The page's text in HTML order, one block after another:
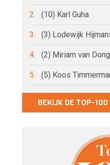
2. (10) Karl Guha
3. (3) Lodewijk
4. (2) Miriam van
5. (5) Koos
BEKIJK DE TOP-